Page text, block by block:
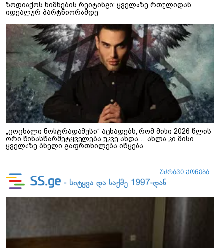
ზოდიაქოს ნიშნების რეიტინგი: ყველაზე რთულიდან
იდეალურ პარტნიორამდე
„ცოცხალი ნოსტრადამუსი“ აცხადებს, რომ მისი 2026 წლის
ორი წინასწარმეტყველება უკვე ახდა… ახლა კი მისი
ყველაზე ბნელი გაფრთხილება იწყება